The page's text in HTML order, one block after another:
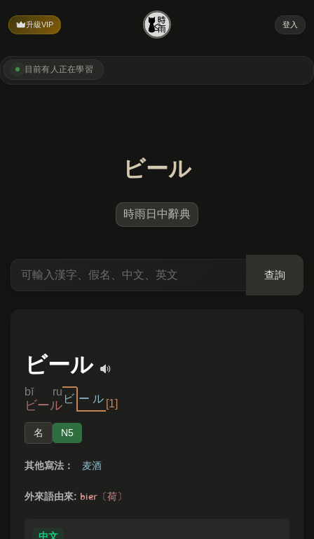
升級VIP 登入
目前有 人正在學習
ビール
時雨日中辭典
查詢
ビール
bī ru
ビール ビ ー ル [1]
名 N5
其他寫法： 麦酒
外來語由來: bier〔荷〕
中文